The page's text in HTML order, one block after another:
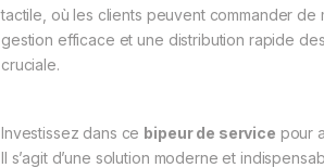
tactile, où les clients peuvent commander
gestion efficace et une distribution rapide
cruciale.
Investissez dans ce bipeur de service pour
Il s’agit d’une solution moderne et